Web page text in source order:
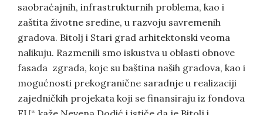
saobraćajnih, infrastrukturnih problema, kao i
zaštita životne sredine, u razvoju savremenih
gradova. Bitolj i Stari grad arhitektonski veoma
nalikuju. Razmenili smo iskustva u oblasti obnove
fasada zgrada, koje su baština naših gradova, kao i
mogućnosti prekogranične saradnje u realizaciji
zajedničkih projekata koji se finansiraju iz fondova